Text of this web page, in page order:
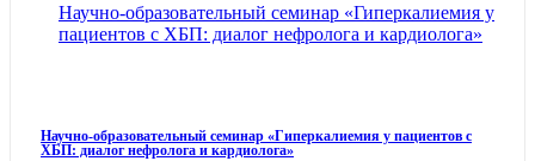
Научно-образовательный семинар «Гиперкалиемия у
пациентов с ХБП: диалог нефролога и кардиолога»
Научно-образовательный семинар «Гиперкалиемия у пациентов с
ХБП: диалог нефролога и кардиолога»